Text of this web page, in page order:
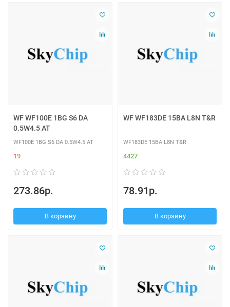
WF WF100E 1BG S6 DA
0.5W4.5 AT
WF100E 1BG S6 DA 0.5W4.5 AT
19
273.86р.
В корзину
WF WF183DE 15BA L8N T&R
WF183DE 15BA L8N T&R
4427
78.91р.
В корзину